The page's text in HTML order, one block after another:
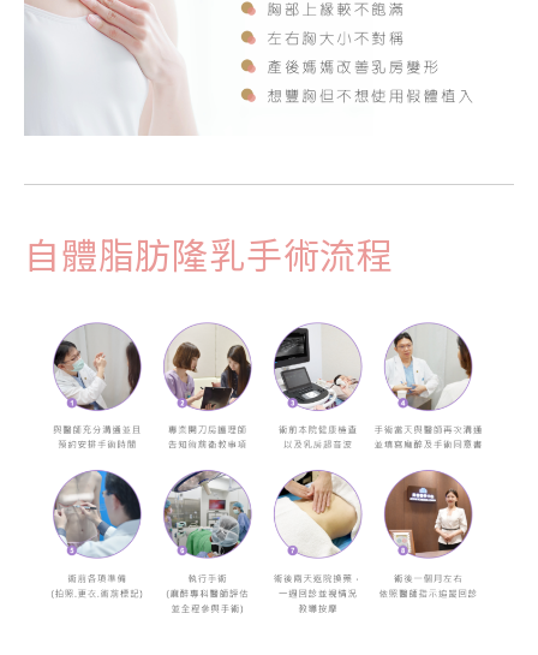
自體脂肪隆乳手術流程